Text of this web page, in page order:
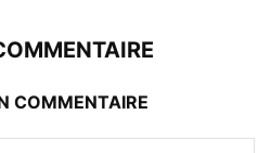
COMMENTAIRE